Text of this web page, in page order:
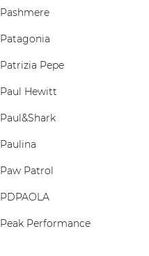
Pashmere
Patagonia
Patrizia Pepe
Paul Hewitt
Paul&Shark
Paulina
Paw Patrol
PDPAOLA
Peak Performance